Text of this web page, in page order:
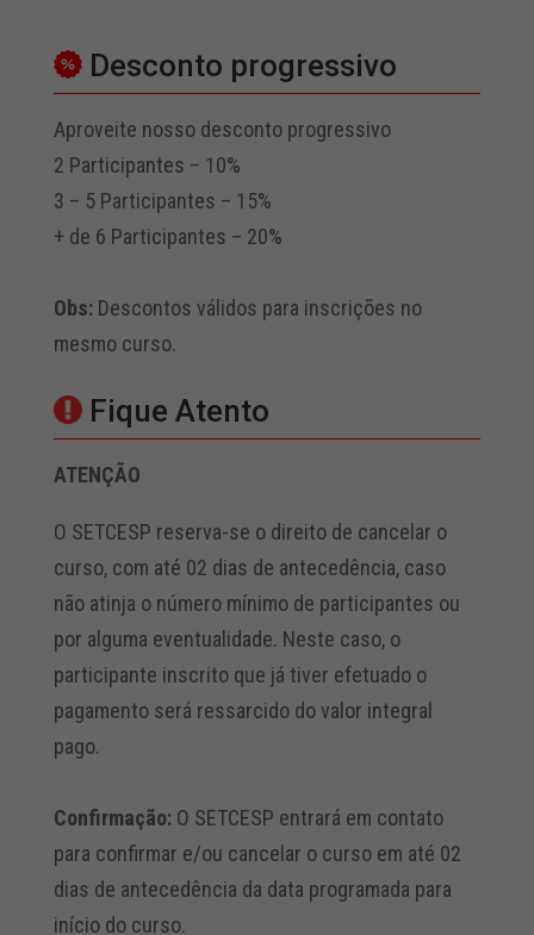
Desconto progressivo
Aproveite nosso desconto progressivo
2 Participantes – 10%
3 – 5 Participantes – 15%
+ de 6 Participantes – 20%
Obs: Descontos válidos para inscrições no
mesmo curso.
Fique Atento
ATENÇÃO
O SETCESP reserva-se o direito de cancelar o
curso, com até 02 dias de antecedência, caso
não atinja o número mínimo de participantes ou
por alguma eventualidade. Neste caso, o
participante inscrito que já tiver efetuado o
pagamento será ressarcido do valor integral
pago.
Confirmação: O SETCESP entrará em contato
para confirmar e/ou cancelar o curso em até 02
dias de antecedência da data programada para
início do curso.